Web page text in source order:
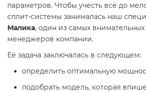
параметров. Чтобы учесть всё до
сплит-системы занималась наш
Малика, один из самых
менеджеров компании.
Её задача заключалась в следующем:
определить оптимальную
подобрать модель, которая